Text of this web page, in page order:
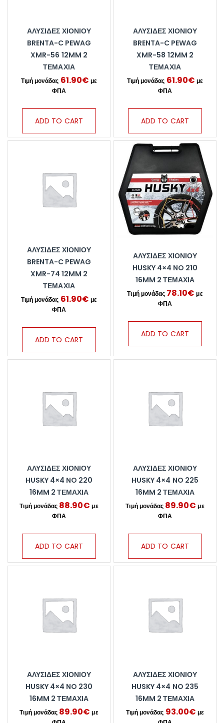
ΑΛΥΣΊΔΕΣ ΧΙΟΝΙΟΎ
BRENTA-C PEWAG
XMR-56 12MM 2
ΤΕΜΆΧΙΑ
61.90€
ADD TO CART
ΑΛΥΣΊΔΕΣ ΧΙΟΝΙΟΎ
BRENTA-C PEWAG
XMR-58 12MM 2
ΤΕΜΆΧΙΑ
61.90€
ADD TO CART
ΑΛΥΣΊΔΕΣ ΧΙΟΝΙΟΎ
BRENTA-C PEWAG
XMR-74 12MM 2
ΤΕΜΆΧΙΑ
61.90€
ADD TO CART
ΑΛΥΣΊΔΕΣ ΧΙΟΝΙΟΎ
HUSKY 4×4 NO 210
16MM 2 ΤΕΜΆΧΙΑ
78.10€
ADD TO CART
ΑΛΥΣΊΔΕΣ ΧΙΟΝΙΟΎ
HUSKY 4×4 NO 220
16MM 2 ΤΕΜΆΧΙΑ
88.90€
ADD TO CART
ΑΛΥΣΊΔΕΣ ΧΙΟΝΙΟΎ
HUSKY 4×4 NO 225
16MM 2 ΤΕΜΆΧΙΑ
89.90€
ADD TO CART
ΑΛΥΣΊΔΕΣ ΧΙΟΝΙΟΎ
HUSKY 4×4 NO 230
16MM 2 ΤΕΜΆΧΙΑ
89.90€
ΑΛΥΣΊΔΕΣ ΧΙΟΝΙΟΎ
HUSKY 4×4 NO 235
16MM 2 ΤΕΜΆΧΙΑ
93.00€